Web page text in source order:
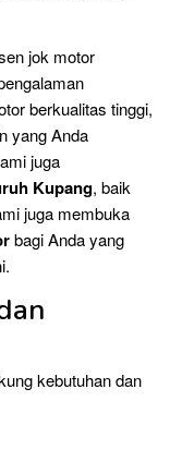
jok motor
berkualitas tinggi,
yang Anda
juga
Kupang, baik
juga membuka
bagi Anda yang
kebutuhan dan